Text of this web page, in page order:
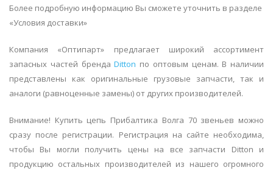
Более подробную информацию Вы сможете уточнить в разделе
«Условия доставки»
Компания «Оптипарт» предлагает широкий ассортимент
запасных частей брендаDitton по оптовым ценам. В наличии
представлены как оригинальные грузовые запчасти, так и
аналоги (равноценные замены) от других производителей.
Внимание! Купить цепь Прибалтика Волга 70 звеньев можно
сразу после регистрации. Регистрация на сайте необходима,
чтобы Вы могли получить цены на все запчасти Ditton и
продукцию остальных производителей из нашего огромного